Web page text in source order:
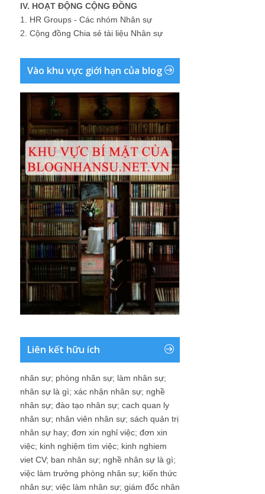
IV. HOẠT ĐỘNG CỘNG ĐỒNG
1. HR Groups - Các nhóm Nhân sự
2. Cộng đồng Chia sẻ tài liệu Nhân sự
Vào khu vực giới hạn của blog
Liên kết hữu ích
nhân sự; phòng nhân sự; làm nhân sự;
nhân sự là gì; xác nhận nhân sự; nghề
nhân sự; đào tạo nhân sự; cach quan ly
nhân sự; nhân viên nhân sự; sách quản trị
nhân sự hay; đơn xin nghỉ việc; đơn xin
việc; kinh nghiệm tìm việc; kinh nghiem
viet CV; ban nhân sự; nghề nhân sự là gì;
việc làm trưởng phòng nhân sự; kiến thức
nhân sự; việc làm nhân sự; giám đốc nhân